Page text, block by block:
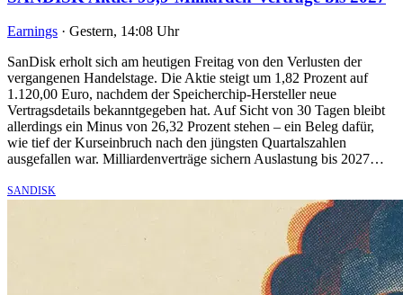
Earnings · Gestern, 14:08 Uhr
SanDisk erholt sich am heutigen Freitag von den Verlusten der
vergangenen Handelstage. Die Aktie steigt um 1,82 Prozent auf
1.120,00 Euro, nachdem der Speicherchip-Hersteller neue
Vertragsdetails bekanntgegeben hat. Auf Sicht von 30 Tagen bleibt
allerdings ein Minus von 26,32 Prozent stehen – ein Beleg dafür,
wie tief der Kurseinbruch nach den jüngsten Quartalszahlen
ausgefallen war. Milliardenverträge sichern Auslastung bis 2027…
SANDISK